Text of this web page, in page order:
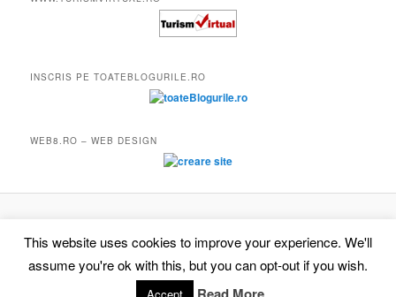
INSCRIS PE TOATEBLOGURILE.RO
WEB8.RO – WEB DESIGN
This website uses cookies to improve your experience. We'll
assume you're ok with this, but you can opt-out if you wish.